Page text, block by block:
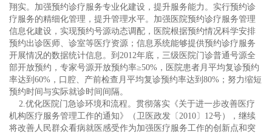
翔实。加强预约诊疗服务专业化建设，提升服务能力。实行预约诊
疗服务的精细化管理，提升管理水平。加强医院预约诊疗服务管理
信息化建设，实现预约号源动态调配，医院根据预约情况科学安排
预约出诊医师、诊室等医疗资源；信息系统能够提供预约诊疗服务
开展情况的数据统计信息。到2012年底，三级医院门诊普通号源全
部开放预约，专家号源开放预约率≥50%，医院患者月平均复诊预约
率达到60%，口腔、产前检查月平均复诊预约率达到80%；努力缩短
预约时间与实际就诊时间间隔。
2.优化医院门急诊环境和流程。贯彻落实《关于进一步改善医疗
机构医疗服务管理工作的通知》（卫医政发〔2010〕12号），继续
将改善人民群众看病就医感受作为加强医疗服务工作的创新点和突